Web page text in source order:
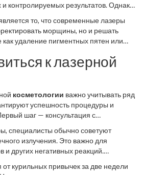
и контролируемых результатов. Однако
и опытных специалистов.
и подготовка помогут свести к
и усилить положительный
лазеров.
то, что современные лазеры
морщины, но и решать
удаление пигментных пятен или
в одной сессии, экономя время
помнить о том, что каждая кожа
к лечению должен быть
использование лазерной
мере зависит от совместной
Взвешенное принятие решений и
к лазерной
косметологии важно учитывать ряд
успешность процедуры и
шаг — консультация с
противопоказания и подберет
лазера. Не стоит забывать о том, что
и подход должен быть
специалисты обычно советуют
излучения. Это важно для
и других негативных реакций.
кремы с высоким SPF. Также
курильных привычек за две недели